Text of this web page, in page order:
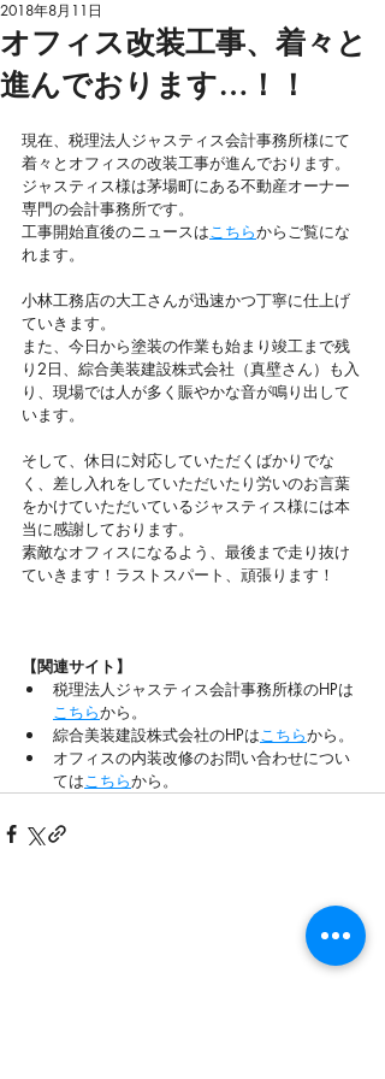
オフィス改装工事、着々と
進んでおります…！！
2018年8月11日
現在、税理法人ジャスティス会計事務所様にて
着々とオフィスの改装工事が進んでおります。
ジャスティス様は茅場町にある不動産オーナー
専門の会計事務所です。
工事開始直後のニュースはこちらからご覧にな
れます。
小林工務店の大工さんが迅速かつ丁寧に仕上げ
ていきます。
また、今日から塗装の作業も始まり竣工まで残
り2日、綜合美装建設株式会社（真壁さん）も入
り、現場では人が多く賑やかな音が鳴り出して
います。
​そして、休日に対応していただくばかりでな
く、差し入れをしていただいたり労いのお言葉
をかけていただいているジャスティス様には本
当に感謝しております。
素敵なオフィスになるよう、最後まで走り抜け
ていきます！ラストスパート、頑張ります！
【関連サイト】
税理法人ジャスティス会計事務所様のHPは
こちらから。
綜合美装建設株式会社のHPはこちらから。
オフィスの内装改修のお問い合わせについ
てはこちらから。